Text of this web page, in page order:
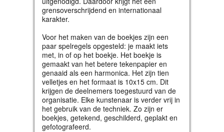
grensoverschrijdend en internationaal
karakter.
Voor het maken van de boekjes zijn een
paar spelregels opgesteld: je maakt iets
met, in of op het boekje. Het boekje is
gemaakt van het betere tekenpapier en
genaaid als een harmonica. Het zijn tien
velletjes en het formaat is 10x15 cm. Dit
krijgen de deelnemers toegestuurd van de
organisatie. Elke kunstenaar is verder vrij in
het gebruik van de techniek. Zo zijn er
boekjes, getekend, geschilderd, geplakt en
gefotografeerd.